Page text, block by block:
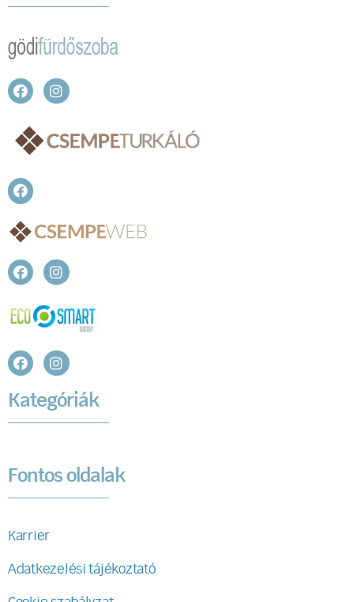
Kategóriák
Fontos oldalak
Karrier
Adatkezelési tájékoztató